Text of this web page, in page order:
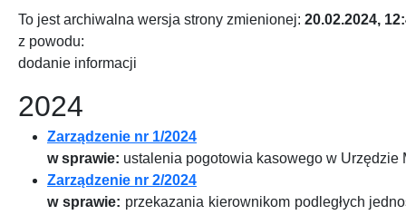
To jest archiwalna wersja strony zmienionej: 20.02.2024,
z powodu:
dodanie informacji
2024
Zarządzenie nr 1/2024
w sprawie: ustalenia pogotowia kasowego w Urzędzie
Zarządzenie nr 2/2024
w sprawie: przekazania kierownikom podległych